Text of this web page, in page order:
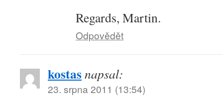
Regards, Martin.
Odpovědět
kostasnapsal:
23. srpna 2011 (13:54)